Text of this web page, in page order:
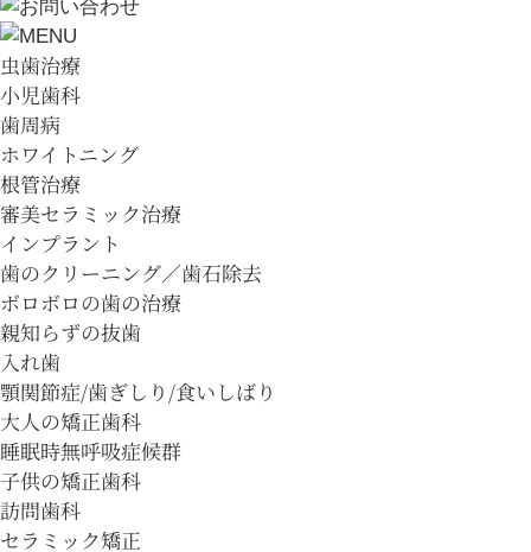
虫歯治療
小児歯科
歯周病
ホワイトニング
根管治療
審美セラミック治療
インプラント
歯のクリーニング／歯石除去
ボロボロの歯の治療
親知らずの抜歯
入れ歯
顎関節症/歯ぎしり/食いしばり
大人の矯正歯科
睡眠時無呼吸症候群
子供の矯正歯科
訪問歯科
セラミック矯正